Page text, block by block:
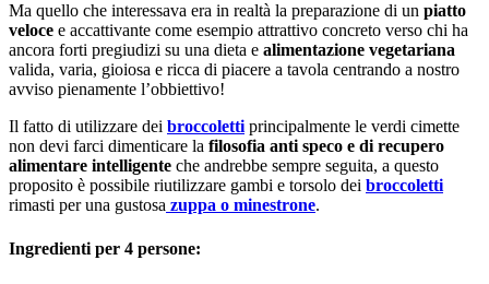
Ma quello che interessava era in realtà la preparazione di un piatto
veloce e accattivante come esempio attrattivo concreto verso chi ha
ancora forti pregiudizi su una dieta e alimentazione vegetariana
valida, varia, gioiosa e ricca di piacere a tavola centrando a nostro
avviso pienamente l’obbiettivo!
Il fatto di utilizzare dei broccolettiprincipalmente le verdi cimette
non devi farci dimenticare la filosofia anti speco e di recupero
alimentare intelligente che andrebbe sempre seguita, a questo
proposito è possibile riutilizzare gambi e torsolo dei broccoletti
rimasti per una gustosa zuppa o minestrone.
Ingredienti per 4 persone: